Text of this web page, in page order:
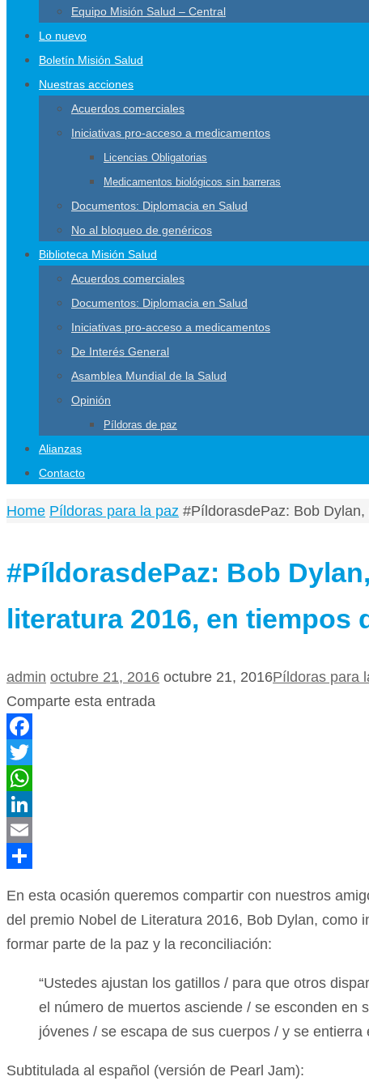
Equipo Misión Salud – Central
Lo nuevo
Boletín Misión Salud
Nuestras acciones
Acuerdos comerciales
Iniciativas pro-acceso a medicamentos
Licencias Obligatorias
Medicamentos biológicos sin barreras
Documentos: Diplomacia en Salud
No al bloqueo de genéricos
Biblioteca Misión Salud
Acuerdos comerciales
Documentos: Diplomacia en Salud
Iniciativas pro-acceso a medicamentos
De Interés General
Asamblea Mundial de la Salud
Opinión
Píldoras de paz
Alianzas
Contacto
Home Píldoras para la paz #PíldorasdePaz: Bob
#PíldorasdePaz: Bob
literatura 2016, en tiempos
admin octubre 21, 2016 octubre 21, 2016Píldoras para
Comparte esta entrada
Facebook
Twitter
WhatsApp
LinkedIn
Email
En esta ocasión queremos compartir con nuestros
del premio Nobel de Literatura 2016, Bob Dylan, como
formar parte de la paz y la reconciliación:
“Ustedes ajustan los gatillos / para que otros
el número de muertos asciende / se esconden en
jóvenes / se escapa de sus cuerpos / y se entierra
Subtitulada al español (versión de Pearl Jam):